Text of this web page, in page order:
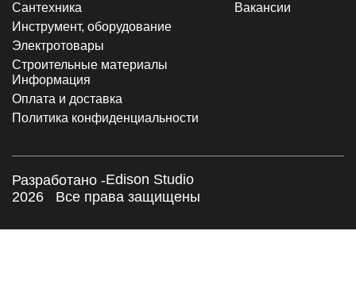
Сантехника
Инструмент, оборудование
Электротовары
Строительные материалы
Вакансии
Информация
Оплата и доставка
Политика конфиденциальности
2026 Все права защищены
Разработано -Edison Studio